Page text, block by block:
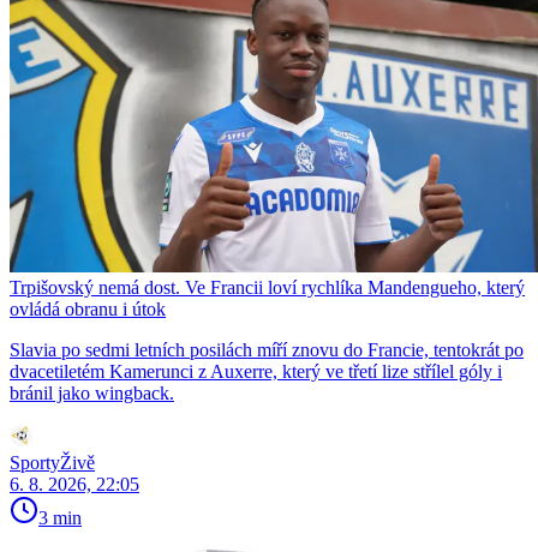
Trpišovský nemá dost. Ve Francii loví rychlíka Mandengueho, který
ovládá obranu i útok
Slavia po sedmi letních posilách míří znovu do Francie, tentokrát po
dvacetiletém Kamerunci z Auxerre, který ve třetí lize střílel góly i
bránil jako wingback.
SportyŽivě
6. 8. 2026, 22:05
3 min